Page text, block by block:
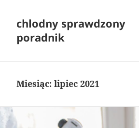
chlodny sprawdzony
poradnik
Miesiąc:lipiec 2021